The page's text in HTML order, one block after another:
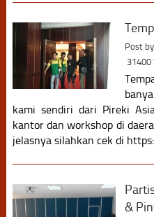
Post by
31400
kami sendiri dari Pireki
kantor dan workshop di
jelasnya silahkan cek di
&